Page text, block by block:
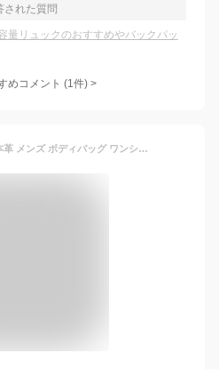
された質問
量リュックのおすすめやバックパッ
めコメント (1件) >
TIDING A4対応 子牛革 本革 メンズ ボディバッグ ワンショルダーバッグ 斜め掛けバッグ 大容量 12PC カーフレザー 仔牛革 ブラック【日本会社正規品】